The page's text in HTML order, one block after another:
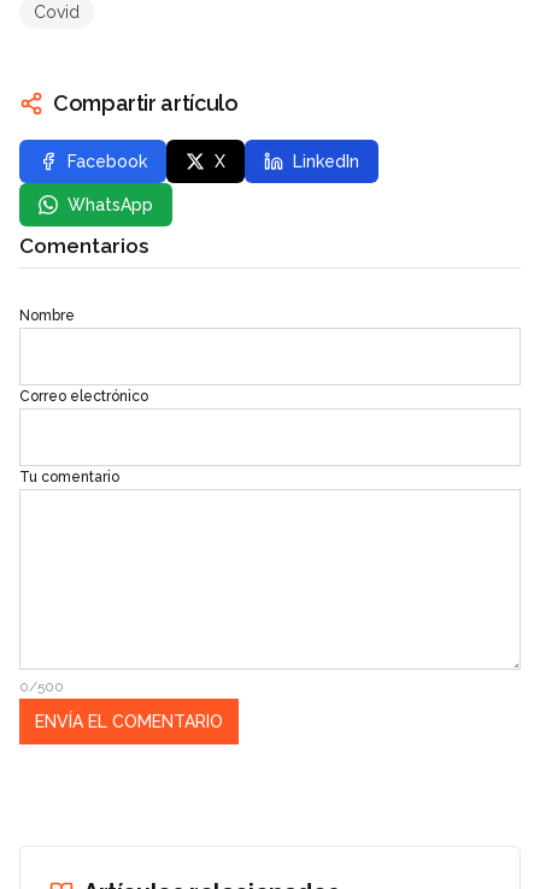
Covid
Compartir artículo
Facebook X LinkedIn
WhatsApp
Comentarios
Nombre
Correo electrónico
Tu comentario
0/500